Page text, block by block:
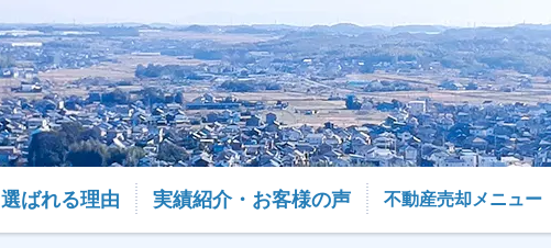
選ばれる理由 実績紹介・お客様の声 不動産売却メニュー